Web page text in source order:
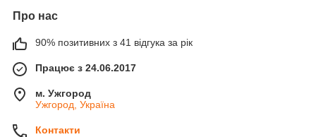
Про нас
90% позитивних з 41 відгука за рік
Працює з 24.06.2017
м. Ужгород
Ужгород, Україна
Контакти